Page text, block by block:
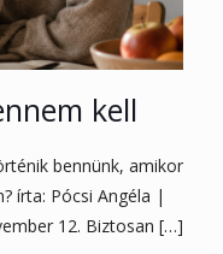
kell
bennünk, amikor
írta: Pócsi Angéla |
12. Biztosan […]